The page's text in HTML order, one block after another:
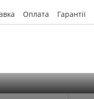
Оплата Гарантії